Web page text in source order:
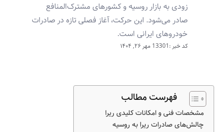
زودی به بازار روسیه و کشورهای مشترک‌المنافع
صادر می‌شود. این حرکت، آغاز فصلی تازه در صادرات
خودروهای ایرانی است.
کد خبر :13301 مهر ۲۶, ۱۴۰۴
فهرست مطالب
مشخصات فنی و امکانات کلیدی ریرا
چالش‌های صادرات ریرا به روسیه